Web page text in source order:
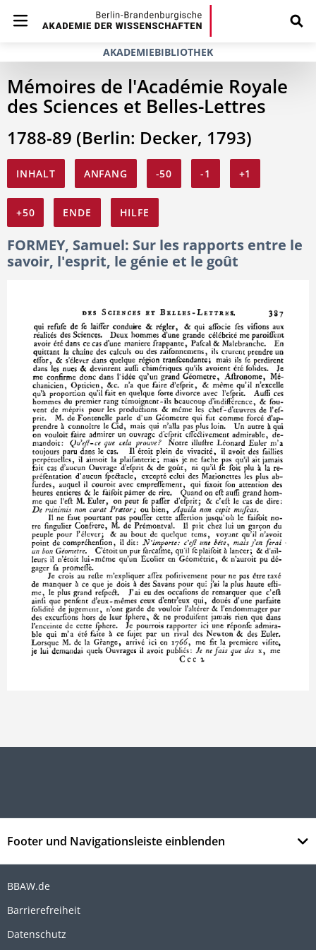
AKADEMIEBIBLIOTHEK
Mémoires de l'Académie Royale
des Sciences et Belles-Lettres
1788-89 (Berlin: Decker, 1793)
INHALT ANFANG -50 -1 +1
+50 ENDE HILFE
FORMEY, Samuel: Sur les rapports entre le
savoir, l'esprit, le génie et le goût
Footer und Navigationsleiste einblenden
BBAW.de
Barrierefreiheit
Datenschutz